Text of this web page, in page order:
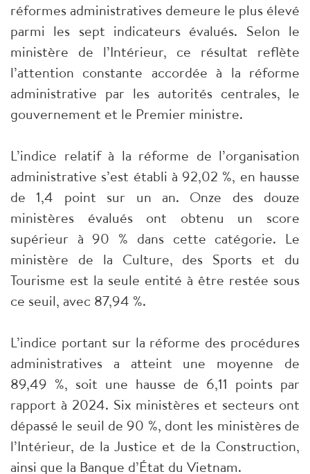
réformes administratives demeure le plus élevé
parmi les sept indicateurs évalués. Selon le
ministère de l’Intérieur, ce résultat reflète
l’attention constante accordée à la réforme
administrative par les autorités centrales, le
gouvernement et le Premier ministre.
L’indice relatif à la réforme de l’organisation
administrative s’est établi à 92,02 %, en hausse
de 1,4 point sur un an. Onze des douze
ministères évalués ont obtenu un score
supérieur à 90 % dans cette catégorie. Le
ministère de la Culture, des Sports et du
Tourisme est la seule entité à être restée sous
ce seuil, avec 87,94 %.
L’indice portant sur la réforme des procédures
administratives a atteint une moyenne de
89,49 %, soit une hausse de 6,11 points par
rapport à 2024. Six ministères et secteurs ont
dépassé le seuil de 90 %, dont les ministères de
l’Intérieur, de la Justice et de la Construction,
ainsi que la Banque d’État du Vietnam.